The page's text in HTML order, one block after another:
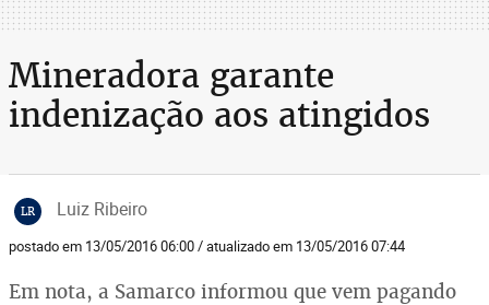
Mineradora garante
indenização aos atingidos
LR Luiz Ribeiro
postado em 13/05/2016 06:00 / atualizado em 13/05/2016 07:44
Em nota, a Samarco informou que vem pagando